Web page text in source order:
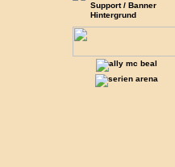
Support / Banner
Hintergrund